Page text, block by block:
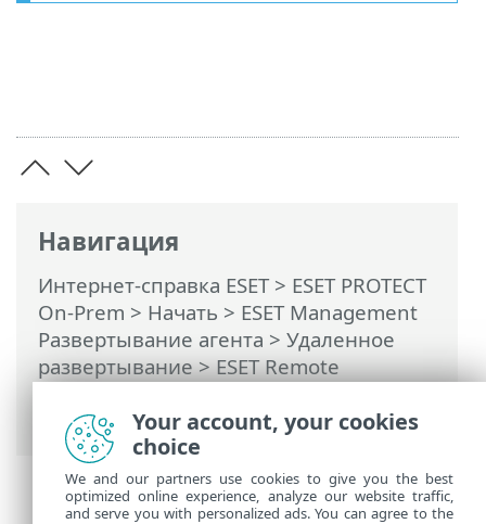
Навигация
Интернет-справка ESET> ESET PROTECT
On-Prem > Начать > ESET Management
Развертывание агента > Удаленное
развертывание>ESET Remote
компьютеров вручную
Your account, your cookies
choice
We and our partners use cookies to give you the best
optimized online experience, analyze our website traffic,
and serve you with personalized ads. You can agree to the